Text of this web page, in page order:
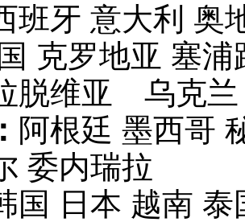
班牙 意大利 奥
克罗地亚 塞
脱维亚 乌克兰
阿根廷 墨西哥
委内瑞拉
国 日本 越南